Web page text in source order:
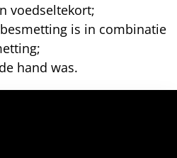
voedseltekort;
is in combinatie
hand was.